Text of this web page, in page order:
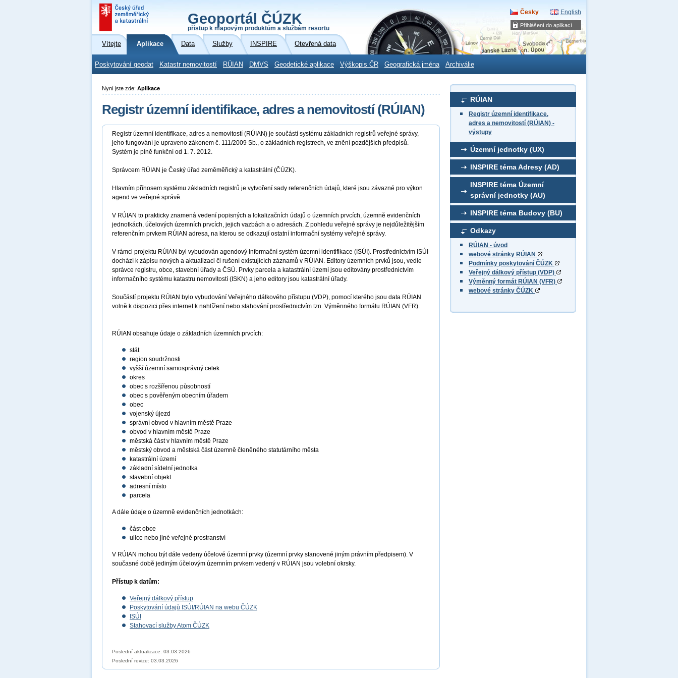
Přihlášení do aplikací
Geoportál ČÚZK
přístup k mapovým produktům a službám resortu
Česky English
Vítejte Aplikace Data Služby INSPIRE Otevřená data
Poskytování geodat Katastr nemovitostí RÚIAN DMVS Geodetické aplikace Výškopis ČR Geografická jména Archiválie
RÚIAN
Registr územní identifikace,
adres a nemovitostí (RÚIAN) -
výstupy
Územní jednotky (UX)
INSPIRE téma Adresy (AD)
INSPIRE téma Územní
správní jednotky (AU)
INSPIRE téma Budovy (BU)
Odkazy
RÚIAN - úvod
webové stránky RÚIAN
Podmínky poskytování ČÚZK
Veřejný dálkový přístup (VDP)
Výměnný formát RÚIAN (VFR)
webové stránky ČÚZK
Nyní jste zde: Aplikace
Registr územní identifikace, adres a nemovitostí (RÚIAN)
Registr územní identifikace, adres a nemovitostí (RÚIAN) je součástí systému základních registrů veřejné správy,
jeho fungování je upraveno zákonem č. 111/2009 Sb., o základních registrech, ve znění pozdějších předpisů.
Systém je plně funkční od 1. 7. 2012.
Správcem RÚIAN je Český úřad zeměměřický a katastrální (ČÚZK).
Hlavním přínosem systému základních registrů je vytvoření sady referenčních údajů, které jsou závazné pro výkon
agend ve veřejné správě.
V RÚIAN to prakticky znamená vedení popisných a lokalizačních údajů o územních prvcích, územně evidenčních
jednotkách, účelových územních prvcích, jejich vazbách a o adresách. Z pohledu veřejné správy je nejdůležitějším
referenčním prvkem RÚIAN adresa, na kterou se odkazují ostatní informační systémy veřejné správy.
V rámci projektu RÚIAN byl vybudován agendový Informační systém územní identifikace (ISÚI). Prostřednictvím ISÚI
dochází k zápisu nových a aktualizaci či rušení existujících záznamů v RÚIAN. Editory územních prvků jsou, vedle
správce registru, obce, stavební úřady a ČSÚ. Prvky parcela a katastrální území jsou editovány prostřednictvím
informačního systému katastru nemovitostí (ISKN) a jeho editory jsou katastrální úřady.
Součástí projektu RÚIAN bylo vybudování Veřejného dálkového přístupu (VDP), pomocí kterého jsou data RÚIAN
volně k dispozici přes internet k nahlížení nebo stahování prostřednictvím tzn. Výměnného formátu RÚIAN (VFR).
RÚIAN obsahuje údaje o základních územních prvcích:
stát
region soudržnosti
vyšší územní samosprávný celek
okres
obec s rozšířenou působností
obec s pověřeným obecním úřadem
obec
vojenský újezd
správní obvod v hlavním městě Praze
obvod v hlavním městě Praze
městská část v hlavním městě Praze
městský obvod a městská část územně členěného statutárního města
katastrální území
základní sídelní jednotka
stavební objekt
adresní místo
parcela
A dále údaje o územně evidenčních jednotkách:
část obce
ulice nebo jiné veřejné prostranství
V RÚIAN mohou být dále vedeny účelové územní prvky (územní prvky stanovené jiným právním předpisem). V
současné době jediným účelovým územním prvkem vedený v RÚIAN jsou volební okrsky.
Přístup k datům:
Veřejný dálkový přístup
Poskytování údajů ISÚI/RÚIAN na webu ČÚZK
ISÚI
Stahovací služby Atom ČÚZK
Poslední aktualizace: 03.03.2026
Poslední revize: 03.03.2026